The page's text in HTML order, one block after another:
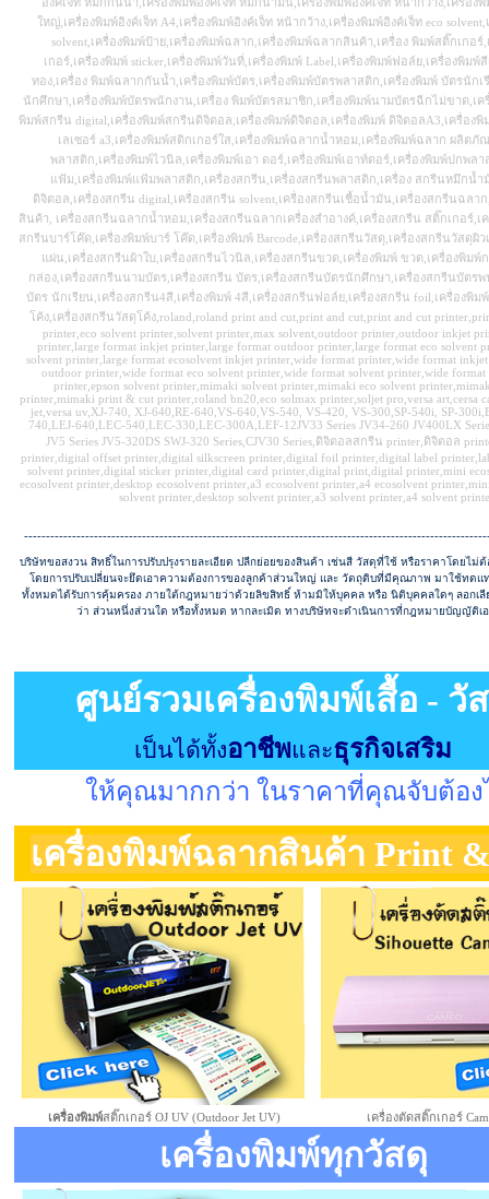
ใหญ่,เครื่องพิมพ์อิงค์เจ็ท A4,เครื่องพิมพ์อิงค์เจ็ท หน้ากว้าง,เครื่องพิมพ์อิงค์เจ็ท eco
solvent,เครื่องพิมพ์ป้าย,เครื่องพิมพ์ฉลาก,เครื่องพิมพ์ฉลากสินค้า,เครื่อง พิมพ์สติ๊กเกอร์
เกอร์,เครื่องพิมพ์ sticker,เครื่องพิมพ์วันที่,เครื่องพิมพ์ Label,เครื่องพิมพ์ฟอล์ย,เครื่องพิมพ์
ทอง,เครื่อง พิมพ์ฉลากกันน้ำ,เครื่องพิมพ์บัตร,เครื่องพิมพ์บัตรพลาสติก,เครื่องพิมพ์ บัตรนักเ
นักศึกษา,เครื่องพิมพ์บัตรพนักงาน,เครื่อง พิมพ์บัตรสมาชิก,เครื่องพิมพ์นามบัตรฉีกไม่ขาด,เค
พิมพ์สกรีน digital,เครื่องพิมพ์สกรีนดิจิตอล,เครื่องพิมพ์ดิจิตอล,เครื่องพิมพ์ ดิจิตอลA3,เครื่องพิม
เลเซอร์ a3,เครื่องพิมพ์สติกเกอร์ใส,เครื่องพิมพ์ฉลากน้ำหอม,เครื่องพิมพ์ฉลาก ผลิตภั
พลาสติก,เครื่องพิมพ์ไวนิล,เครื่องพิมพ์เอา ดอร์,เครื่องพิมพ์เอาท์ดอร์,เครื่องพิมพ์ปกพล
แฟ้ม,เครื่องพิมพ์แฟ้มพลาสติก,เครื่องสกรีน,เครื่องสกรีนพลาสติก,เครื่อง สกรีนหมึกน้ำ
ดิจิตอล,เครื่องสกรีน digital,เครื่องสกรีน solvent,เครื่องสกรีนเชื้อน้ำมัน,เครื่องสกรีนฉลา
สินค้า, เครื่องสกรีนฉลากน้ำหอม,เครื่องสกรีนฉลากเครื่องสำอางค์,เครื่องสกรีน สติ๊กเกอร์,เ
สกรีนบาร์โค๊ด,เครื่องพิมพ์บาร์ โค๊ด,เครื่องพิมพ์ Barcode,เครื่องสกรีนวัสดุ,เครื่องสกรีนวัสดุผิ
แผ่น,เครื่องสกรีนผ้าใบ,เครื่องสกรีนไวนิล,เครื่องสกรีนขวด,เครื่องพิมพ์ ขวด,เครื่องพิมพ์
กล่อง,เครื่องสกรีนนามบัตร,เครื่องสกรีน บัตร,เครื่องสกรีนบัตรนักศึกษา,เครื่องสกรีนบัตร
บัตร นักเรียน,เครื่องสกรีน4สี,เครื่องพิมพ์ 4สี,เครื่องสกรีนฟอล์ย,เครื่องสกรีน foil,เครื่องพิม
โค้ง,เครื่องสกรีนวัสดุโค้ง,roland,roland print and cut,print and cut,print and cut
printer,eco solvent printer,solvent printer,max solvent,outdoor printer,outdoor inkjet
printer,large format inkjet printer,large format outdoor printer,large format eco solvent
solvent printer,large format ecosolvent inkjet printer,wide format printer,wide format
outdoor printer,wide format eco solvent printer,wide format solvent printer,wide format
printer,epson solvent printer,mimaki solvent printer,mimaki eco solvent
printer,mimaki print & cut printer,roland bn20,eco solmax printer,soljet pro,versa art,cersa
jet,versa uv,XJ-740, XJ-640,RE-640,VS-640,VS-540, VS-420, VS-300,SP-540i, SP-
740,LEJ-640,LEC-540,LEC-330,LEC-300A,LEF-12JV33 Series JV34-260 JV400LX
JV5 Series JV5-320DS SWJ-320 Series,CJV30 Series,ดิจิตอลสกรีน printer,ดิจิตอล
printer,digital offset printer,digital silkscreen printer,digital foil printer,digital label
solvent printer,digital sticker printer,digital card printer,digital print,digital printer,mini
ecosolvent printer,desktop ecosolvent printer,a3 ecosolvent printer,a4 ecosolvent
solvent printer,desktop solvent printer,a3 solvent printer,a4 solvent
บริษัทขอสงวน สิทธิ์ในการปรับปรุงรายละเอียด ปลีกย่อยของสินค้า เช่นสี วัสดุที่ใช้ หรือราคาโดยไม่
โดยการปรับเปลี่ยนจะยึดเอาความต้องการของลูกค้าส่วนใหญ่ และ วัตถุดิบที่มีคุณภาพ มาใช้ทด
ทั้งหมดได้รับการคุ้มครอง ภายใต้กฎหมายว่าด้วยลิขสิทธิ์ ห้ามมิให้บุคคล หรือ นิติบุคคลใดๆ ลอกเลี
ว่า ส่วนหนึ่งส่วนใด หรือทั้งหมด หากละเมิด ทางบริษัทจะดำเนินการที่กฎหมายบัญญัติเ
ศูนย์รวมเครื่องพิมพ์เสื้อ - วั
เป็นได้ทั้งอาชีพและธุรกิจเสริม
ให้คุณมากกว่า ในราคาที่คุณจับต้อง
เครื่องพิมพ์ฉลากสินค้า Print
เครื่องพิมพ์สติ๊กเกอร์ OJ UV (Outdoor Jet UV) เครื่องตัดสติ๊กเกอร์
เครื่องพิมพ์ทุกวัสดุ